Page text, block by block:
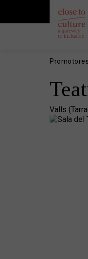
main
main
Valls